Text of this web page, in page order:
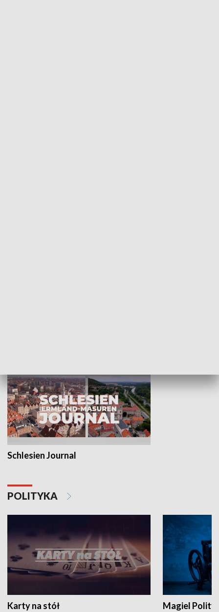
Schlesien Journal
POLITYKA
Karty na stół Magiel